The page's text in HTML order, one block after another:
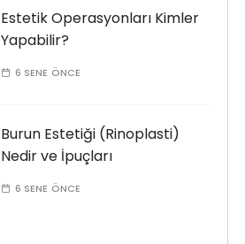
Estetik Operasyonları Kimler
Yapabilir?
6 SENE ÖNCE
Burun Estetiği (Rinoplasti)
Nedir ve İpuçları
6 SENE ÖNCE